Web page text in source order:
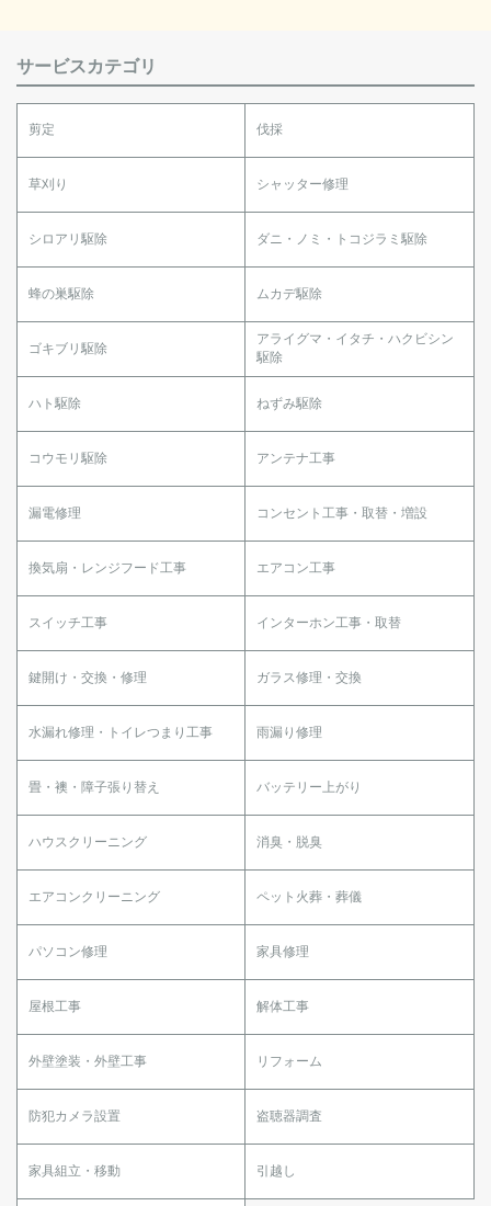
サービスカテゴリ
剪定 伐採
草刈り シャッター修理
シロアリ駆除 ダニ・ノミ・トコジラミ駆除
蜂の巣駆除 ムカデ駆除
ゴキブリ駆除
アライグマ・イタチ・ハクビシン
駆除
ハト駆除 ねずみ駆除
コウモリ駆除 アンテナ工事
漏電修理 コンセント工事・取替・増設
換気扇・レンジフード工事 エアコン工事
スイッチ工事 インターホン工事・取替
鍵開け・交換・修理 ガラス修理・交換
水漏れ修理・トイレつまり工事 雨漏り修理
畳・襖・障子張り替え バッテリー上がり
ハウスクリーニング 消臭・脱臭
エアコンクリーニング ペット火葬・葬儀
パソコン修理 家具修理
屋根工事 解体工事
外壁塗装・外壁工事 リフォーム
防犯カメラ設置 盗聴器調査
家具組立・移動 引越し